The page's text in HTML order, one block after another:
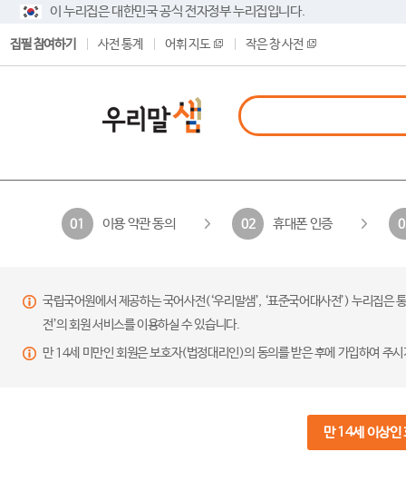
이 누리집은 대한민국 공식 전자정부 누리집입니다.
집필 참여하기 사전 통계 어휘 지도 작은 창 사전
01 이용 약관 동의 02 휴대폰 인증
국립국어원에서 제공하는 국어사전(‘우리말샘’, ‘표준국어대사전’) 누리집
전’의 회원 서비스를 이용하실 수 있습니다.
만 14세 미만인 회원은 보호자(법정대리인)의 동의를 받은 후에 가입하여 주
만 14세 이상인